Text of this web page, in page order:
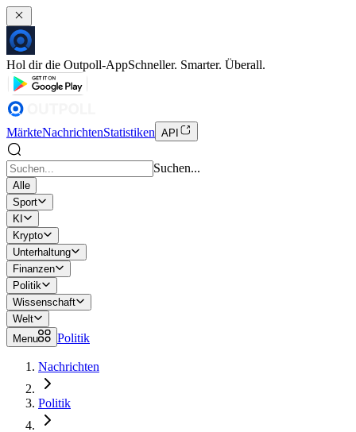
Hol dir die Outpoll-AppSchneller. Smarter. Überall.
MärkteNachrichtenStatistiken API
Suchen...
Alle
Sport
KI
Krypto
Unterhaltung
Finanzen
Politik
Wissenschaft
Welt
Menu
Politik
Nachrichten
Politik